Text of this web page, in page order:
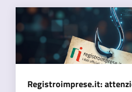
Registroimprese.it: